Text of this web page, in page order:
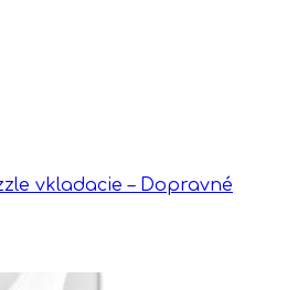
vkladacie – Dopravné